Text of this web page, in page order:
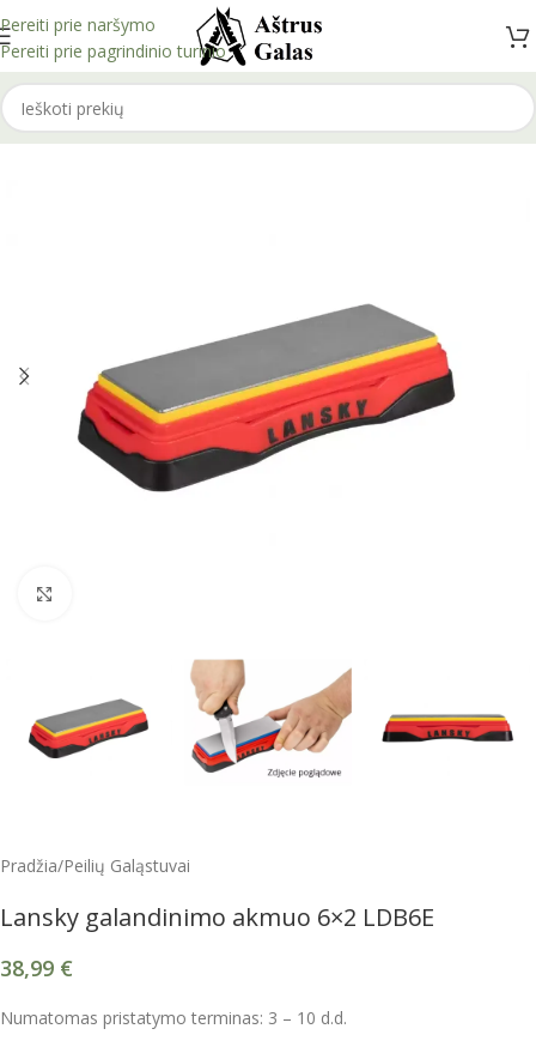
Pereiti prie naršymo
Pereiti prie pagrindinio turinio
Pradžia/Peilių Galąstuvai
Lansky galandinimo akmuo 6×2 LDB6E
38,99 €
Numatomas pristatymo terminas: 3 – 10 d.d.